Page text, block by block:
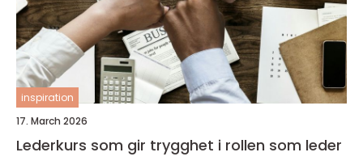
inspiration
17. March 2026
Lederkurs som gir trygghet i rollen som leder